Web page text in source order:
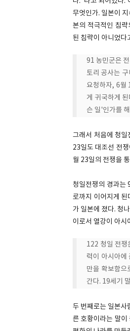
무엇인가. 일본이
본의 적극적인 침략
된 침략이 아니었다
91 농민군은
토리 공사는
요청하자, 6월
게 귀국하게
슨 일'인가를
그래서 처음에 청
23일도 대조선 전
월 23일의 전쟁을
청일전쟁의 경과는
로까지 이어지게
가 일본에 졌다. 청
이로서 열강이 아시
122 청일 전쟁
력이 아시아에
만을 확보함으
간다. 19세기
두 번째로는 일본사
른 호황이라는 말이